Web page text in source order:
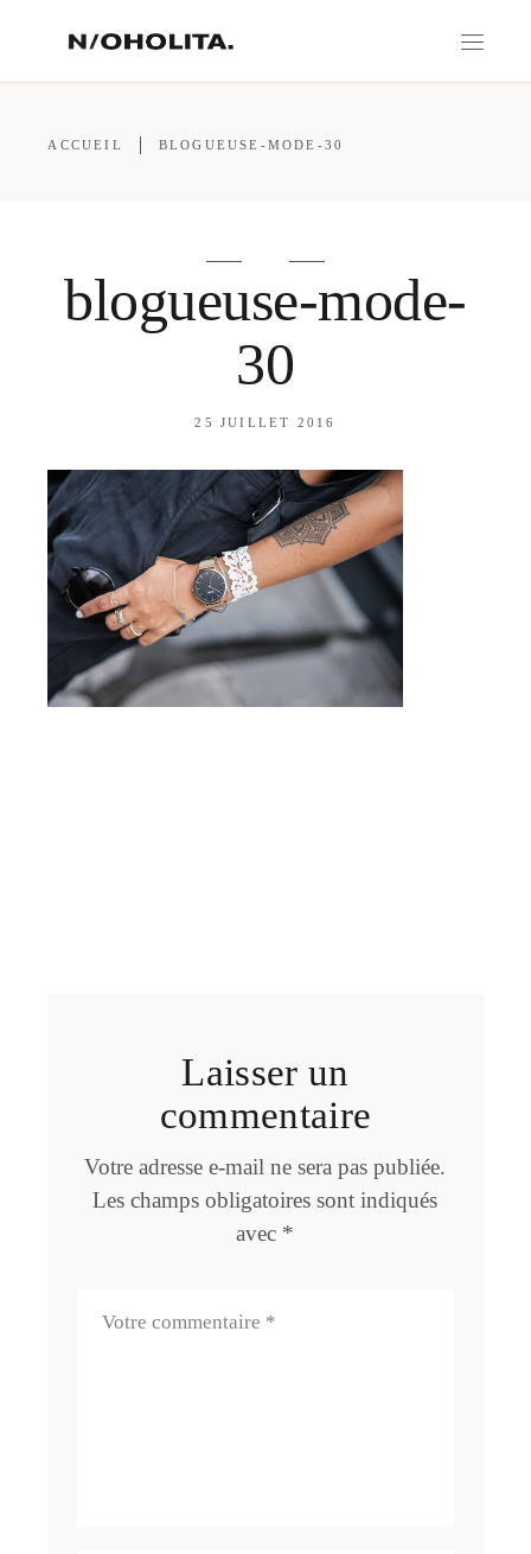
ACCUEIL BLOGUEUSE-MODE-30
blogueuse-mode-
30
25 JUILLET 2016
Laisser un
commentaire
Votre adresse e-mail ne sera pas publiée.
Les champs obligatoires sont indiqués
avec *